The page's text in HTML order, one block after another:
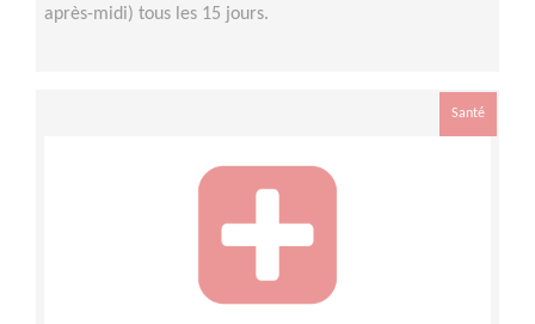
après-midi) tous les 15 jours.
Santé